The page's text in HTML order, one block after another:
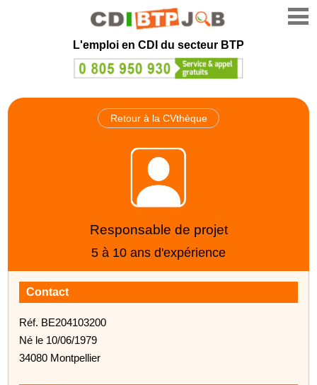
L'emploi en CDI du secteur BTP
Retour à la CVthèque
Responsable de projet
5 à 10 ans d'expérience
Contact
Réf. BE204103200
Né le 10/06/1979
34080 Montpellier